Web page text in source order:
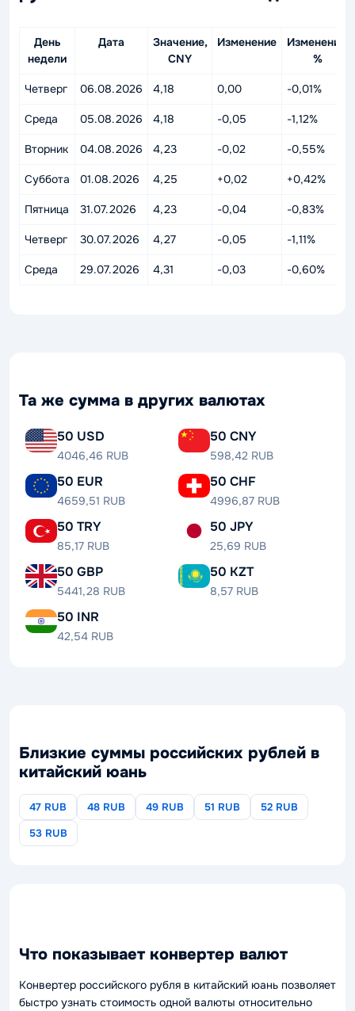
День
недели
Дата
Значение,
CNY
Изменение
Изменение,
%
Четверг 06.08.2026 4,18 0,00 -0,01%
Среда 05.08.2026 4,18 -0,05 -1,12%
Вторник 04.08.2026 4,23 -0,02 -0,55%
Суббота 01.08.2026 4,25 +0,02 +0,42%
Пятница 31.07.2026 4,23 -0,04 -0,83%
Четверг 30.07.2026 4,27 -0,05 -1,11%
Среда 29.07.2026 4,31 -0,03 -0,60%
Та же сумма в других валютах
50 USD
4046,46 RUB
50 CNY
598,42 RUB
50 EUR
4659,51 RUB
50 CHF
4996,87 RUB
50 TRY
85,17 RUB
50 JPY
25,69 RUB
50 GBP
5441,28 RUB
50 KZT
8,57 RUB
50 INR
42,54 RUB
Близкие суммы российских рублей в
китайский юань
47 RUB 48 RUB 49 RUB 51 RUB
52 RUB
53 RUB
Что показывает конвертер валют
Конвертер российского рубля в китайский юань позволяет
быстро узнать стоимость одной валюты относительно